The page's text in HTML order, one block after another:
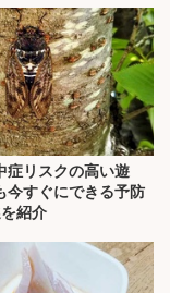
症リスクの高い遊
すぐにできる予防
紹介